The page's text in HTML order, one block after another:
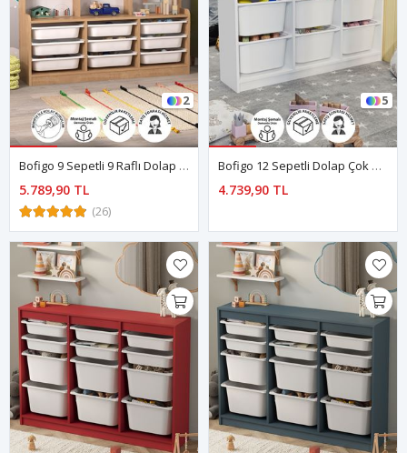
2
Bofigo 9 Sepetli 9 Raflı Dolap Çok Amaçlı Dolap Oyuncak Dolabı Almina Safir Meşe
5.789,90 TL
(26)
5
Bofigo 12 Sepetli Dolap Çok Amaçlı Dolap Oyuncak Dolabı Lara Beyaz
4.739,90 TL